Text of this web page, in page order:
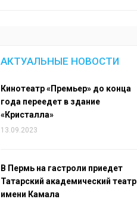
АКТУАЛЬНЫЕ НОВОСТИ
Кинотеатр «Премьер» до конца
года переедет в здание
«Кристалла»
13.09.2023
В Пермь на гастроли приедет
Татарский академический театр
имени Камала